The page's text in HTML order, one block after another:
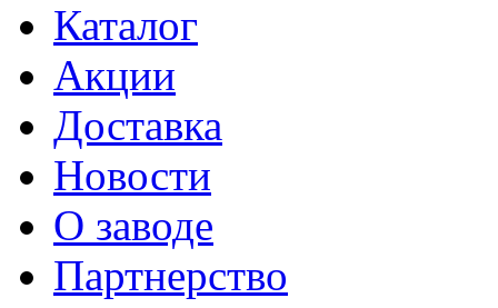
Каталог
Акции
Доставка
Новости
О заводе
Партнерство